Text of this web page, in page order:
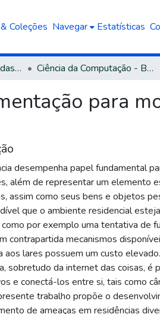
Coleções Navegar Estatísticas
Área do Conhecimento das Ciências Exatas e da Terra Ciência da Computação - Bacharelado
para
desempenha papel fundamental
além de representar um elemento
assim como seus bens e objetos
que o ambiente residencial
como por exemplo uma tentativa de
contrapartida mecanismos
aos lares possuem um custo
sobretudo da internet das coisas, é
e conectá-los entre si, tais como
trabalho propõe o
de ameaças em residências